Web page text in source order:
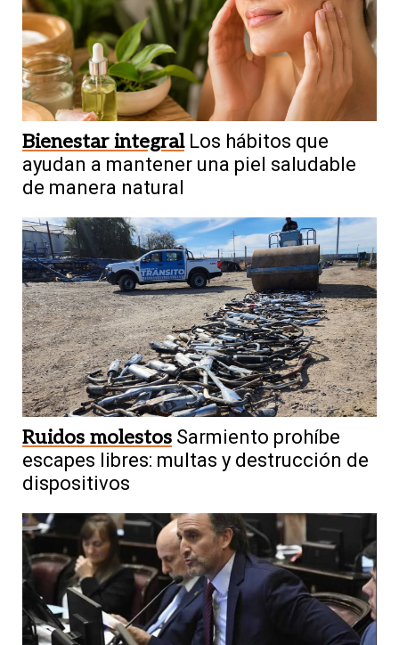
Bienestar integral Los hábitos que
ayudan a mantener una piel saludable
de manera natural
Ruidos molestos Sarmiento prohíbe
escapes libres: multas y destrucción de
dispositivos